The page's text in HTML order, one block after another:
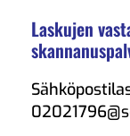
Laskujen